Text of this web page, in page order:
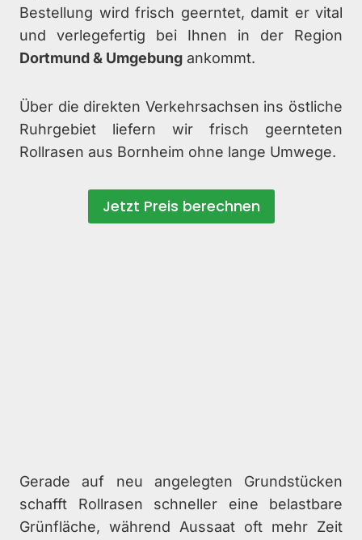
Bestellung wird frisch geerntet, damit er vital
und verlegefertig bei Ihnen in der Region
Dortmund & Umgebung ankommt.
Über die direkten Verkehrsachsen ins östliche
Ruhrgebiet liefern wir frisch geernteten
Rollrasen aus Bornheim ohne lange Umwege.
Jetzt Preis berechnen
Gerade auf neu angelegten Grundstücken
schafft Rollrasen schneller eine belastbare
Grünfläche, während Aussaat oft mehr Zeit